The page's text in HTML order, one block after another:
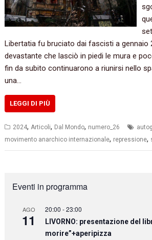
Libertatia fu bruciato dai fascisti a gennaio
devastante che lasciò in piedi le mura e
fin da subito continuarono a riunirsi nello
una…
LEGGI DI PIÙ
2024,Articoli, Dal Mondo, numero_26
movimento anarchico internazionale, repressione,
Eventi in programma
AGO
11
20:00 -23:00
LIVORNO: presentazione del
morire”+aperipizza